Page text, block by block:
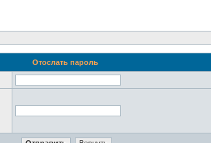
Отослать пароль